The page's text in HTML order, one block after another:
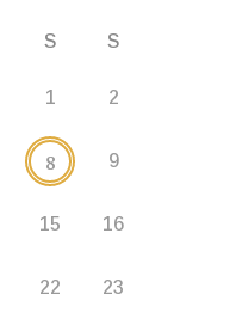
S S
1 2
8 9
15 16
22 23